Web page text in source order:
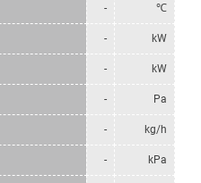
- ℃
- kW
- kW
- Pa
- kg/h
- kPa